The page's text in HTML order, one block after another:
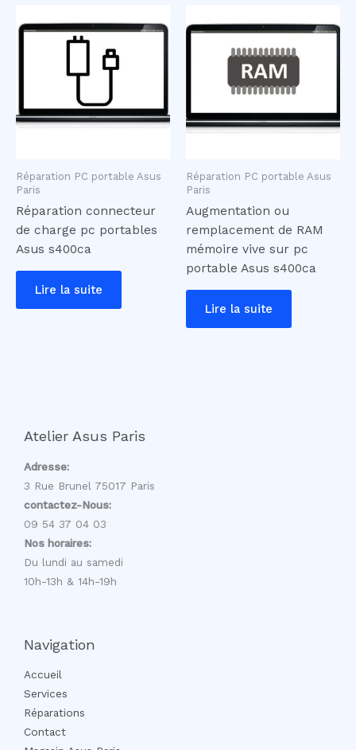
Réparation PC portable Asus
Paris
Réparation connecteur
de charge pc portables
Asus s400ca
Lire la suite
Réparation PC portable Asus
Paris
Augmentation ou
remplacement de RAM
mémoire vive sur pc
portable Asus s400ca
Lire la suite
Atelier Asus Paris
Adresse:
3 Rue Brunel 75017 Paris
contactez-Nous:
09 54 37 04 03
Nos horaires:
Du lundi au samedi
10h-13h & 14h-19h
Navigation
Accueil
Services
Réparations
Contact